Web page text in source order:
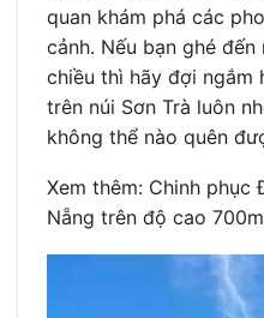
quan khám phá các
cảnh. Nếu bạn ghé
chiều thì hãy đợi ngắm
trên núi Sơn Trà luôn
không thể nào quên
Xem thêm: Chinh phục
Nẵng trên độ cao 700m